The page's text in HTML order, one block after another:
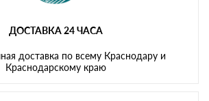
ДОСТАВКА 24 ЧАСА
доставка по всему Краснодару и
Краснодарскому краю